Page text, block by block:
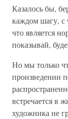
Казалось бы,
каждом шагу, с
что является
показывай,
Но мы только
произведении
встречается в
художника не